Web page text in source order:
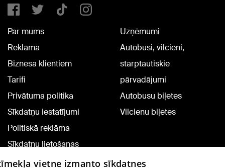
Par mums
Reklāma
Biznesa klientiem
Tarifi
Privātuma politika
Sīkdatņu iestatījumi
Politiskā reklāma
Sīkdatņu lietošanas
noteikumi
Uzņēmumi
Autobusi, vilcieni,
starptautiskie
pārvadājumi
Autobusu biļetes
Vilcienu biļetes
vietne izmanto sīkdatnes